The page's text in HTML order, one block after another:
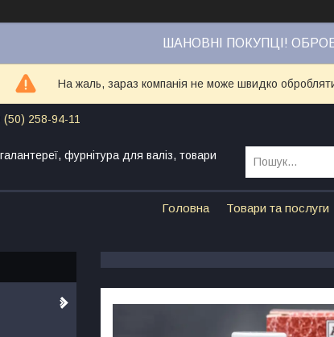
ШАНОВНІ ПОКУПЦІ!
На жаль, зараз компанія не може швидко
(50) 258-94-11
фурнітура для валіз, товари
Головна Товари та послуги